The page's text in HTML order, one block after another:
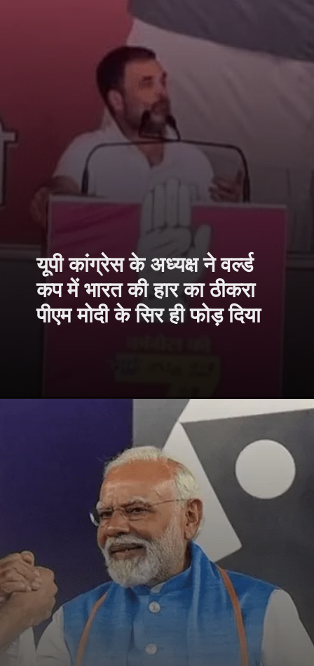
यूपी कांग्रेस के अध्यक्ष ने वर्ल्ड
कप में भारत की हार का ठीकरा
पीएम मोदी के सिर ही फोड़ दिया